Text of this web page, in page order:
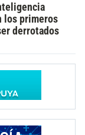
los primeros
derrotados